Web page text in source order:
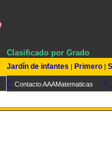
Clasificado por Grado
Jardín de infantes | Primero |
Contacto AAAMatematicas